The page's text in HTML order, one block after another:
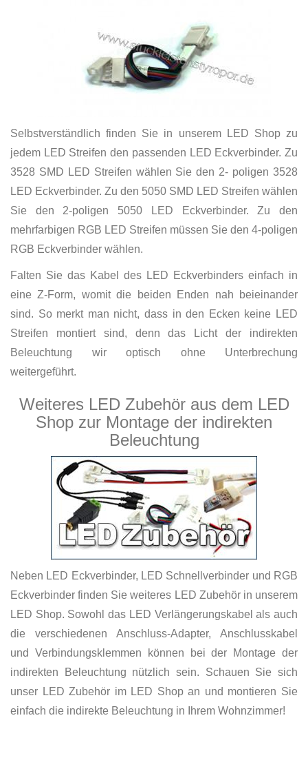
Selbstverständlich finden Sie in unserem LED Shop zu
jedem LED Streifen den passenden LED Eckverbinder. Zu
3528 SMD LED Streifen wählen Sie den 2- poligen 3528
LED Eckverbinder. Zu den 5050 SMD LED Streifen wählen
Sie den 2-poligen 5050 LED Eckverbinder. Zu den
mehrfarbigen RGB LED Streifen müssen Sie den 4-poligen
RGB Eckverbinder wählen.
Falten Sie das Kabel des LED Eckverbinders einfach in
eine Z-Form, womit die beiden Enden nah beieinander
sind. So merkt man nicht, dass in den Ecken keine LED
Streifen montiert sind, denn das Licht der indirekten
Beleuchtung wir optisch ohne Unterbrechung
weitergeführt.
Weiteres LED Zubehör aus dem LED
Shop zur Montage der indirekten
Beleuchtung
Neben LED Eckverbinder, LED Schnellverbinder und RGB
Eckverbinder finden Sie weiteres LED Zubehör in unserem
LED Shop. Sowohl das LED Verlängerungskabel als auch
die verschiedenen Anschluss-Adapter, Anschlusskabel
und Verbindungsklemmen können bei der Montage der
indirekten Beleuchtung nützlich sein. Schauen Sie sich
unser LED Zubehör im LED Shop an und montieren Sie
einfach die indirekte Beleuchtung in Ihrem Wohnzimmer!